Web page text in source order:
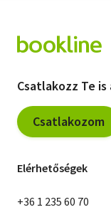
Csatlakozz Te
Csatlakozom
Elérhetőségek
+36 1 235 60 70